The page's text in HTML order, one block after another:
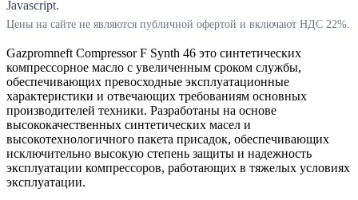
Javascript.
Цены на сайте не являются публичной офертой и включают НДС 22%.
Gazpromneft Compressor F Synth 46 это синтетических
компрессорное масло с увеличенным сроком службы,
обеспечивающих превосходные эксплуатационные
характеристики и отвечающих требованиям основных
производителей техники. Разработаны на основе
высококачественных синтетических масел и
высокотехнологичного пакета присадок, обеспечивающих
исключительно высокую степень защиты и надежность
эксплуатации компрессоров, работающих в тяжелых условиях
эксплуатации.